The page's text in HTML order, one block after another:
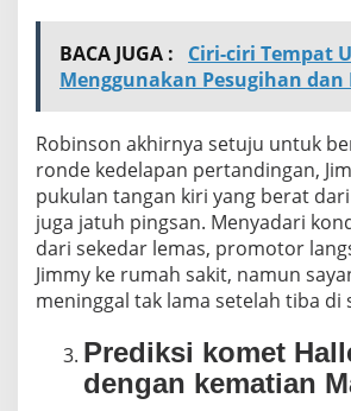
BACA JUGA :
Ciri-ciri Tempat
Menggunakan Pesugihan dan
Robinson akhirnya setuju untuk
ronde kedelapan pertandingan,
pukulan tangan kiri yang berat
juga jatuh pingsan. Menyadari
dari sekedar lemas, promotor
Jimmy ke rumah sakit, namun
meninggal tak lama setelah tiba di
Prediksi komet
dengan kematian